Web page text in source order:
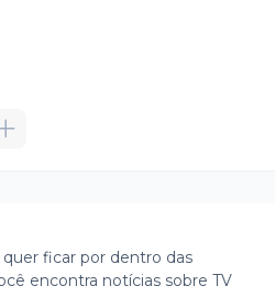
ficar por dentro das
encontra notícias sobre TV